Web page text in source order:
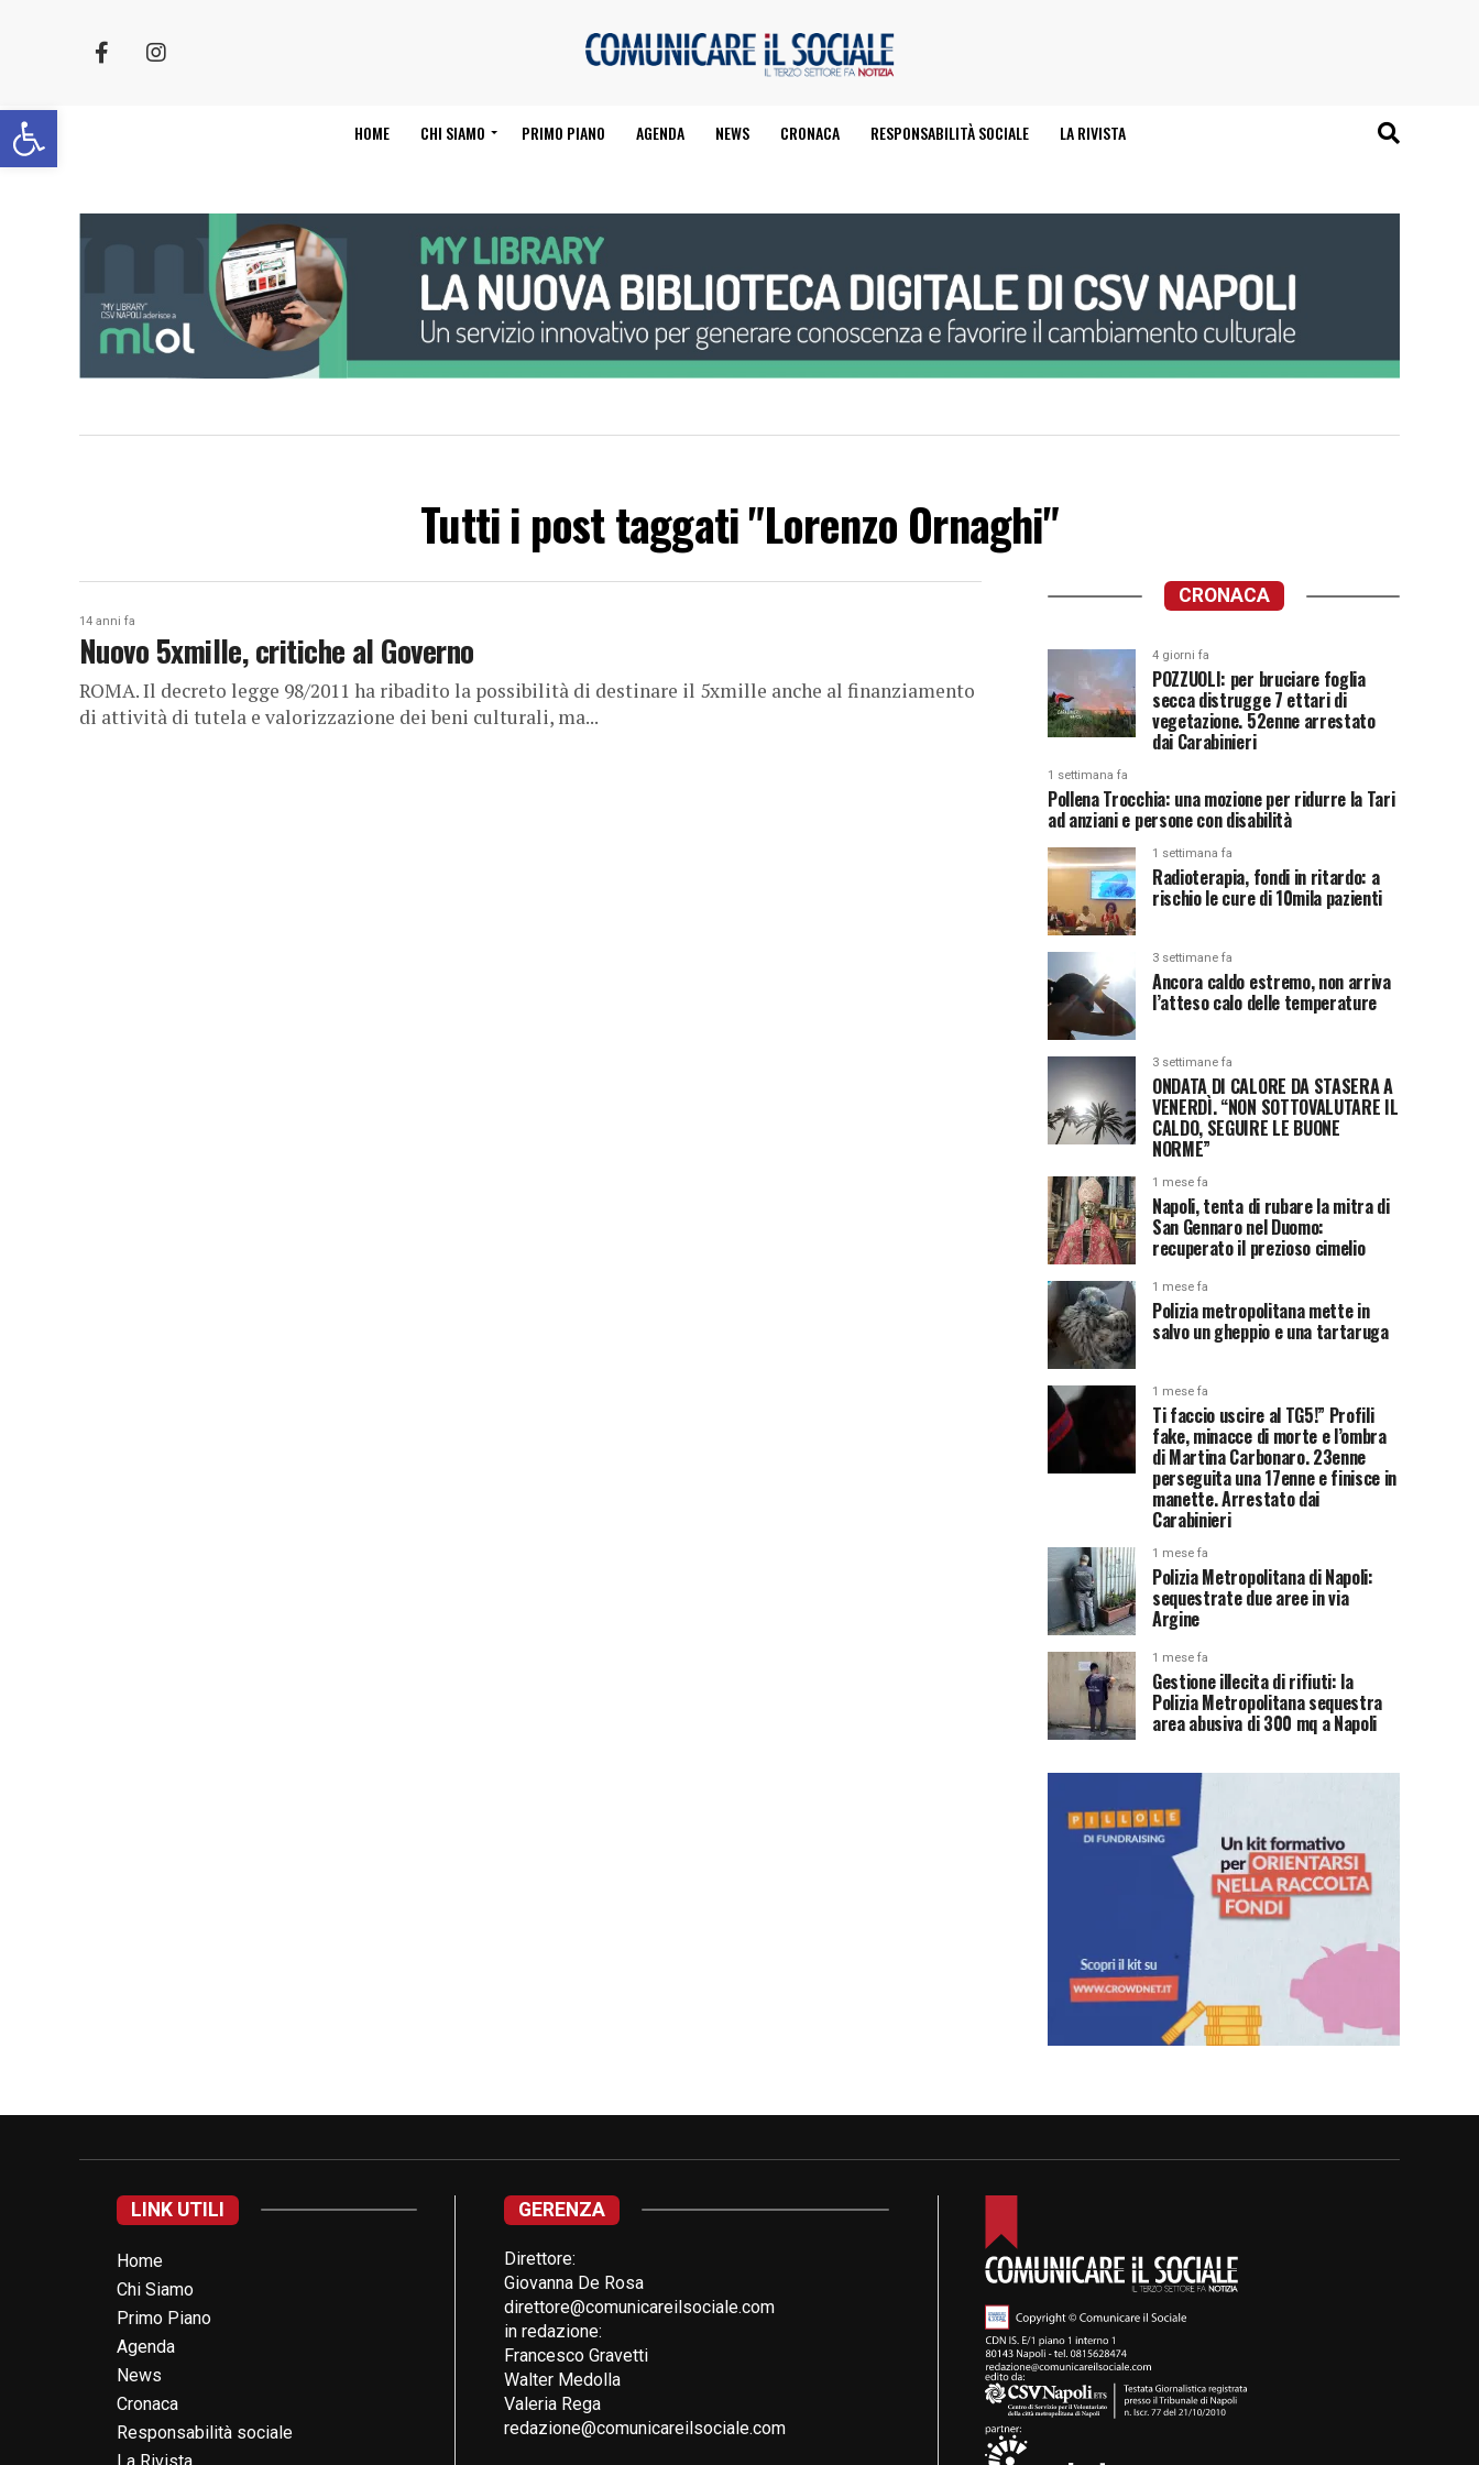
Apri la barra degli strumenti HOME CHI SIAMO PRIMO PIANO AGENDA NEWS CRONACA RESPONSABILITÀ SOCIALE LA RIVISTA
Tutti i post taggati "Lorenzo Ornaghi"
14 anni fa
Nuovo 5xmille, critiche al Governo
ROMA. Il decreto legge 98/2011 ha ribadito la possibilità di destinare il 5xmille anche al finanziamento
di attività di tutela e valorizzazione dei beni culturali, ma...
CRONACA
4 giorni fa
POZZUOLI: per bruciare foglia
secca distrugge 7 ettari di
vegetazione. 52enne arrestato
dai Carabinieri
1 settimana fa
Pollena Trocchia: una mozione per ridurre la Tari
ad anziani e persone con disabilità
1 settimana fa
Radioterapia, fondi in ritardo: a
rischio le cure di 10mila pazienti
3 settimane fa
Ancora caldo estremo, non arriva
l’atteso calo delle temperature
3 settimane fa
ONDATA DI CALORE DA STASERA A
VENERDÌ. “NON SOTTOVALUTARE IL
CALDO, SEGUIRE LE BUONE
NORME”
1 mese fa
Napoli, tenta di rubare la mitra di
San Gennaro nel Duomo:
recuperato il prezioso cimelio
1 mese fa
Polizia metropolitana mette in
salvo un gheppio e una tartaruga
1 mese fa
Ti faccio uscire al TG5!” Profili
fake, minacce di morte e l’ombra
di Martina Carbonaro. 23enne
perseguita una 17enne e finisce in
manette. Arrestato dai
Carabinieri
1 mese fa
Polizia Metropolitana di Napoli:
sequestrate due aree in via
Argine
1 mese fa
Gestione illecita di rifiuti: la
Polizia Metropolitana sequestra
area abusiva di 300 mq a Napoli
LINK UTILI
Home
Chi Siamo
Primo Piano
Agenda
News
Cronaca
Responsabilità sociale
GERENZA
Direttore:
Giovanna De Rosa
direttore@comunicareilsociale.com
in redazione:
Francesco Gravetti
Walter Medolla
Valeria Rega
redazione@comunicareilsociale.com